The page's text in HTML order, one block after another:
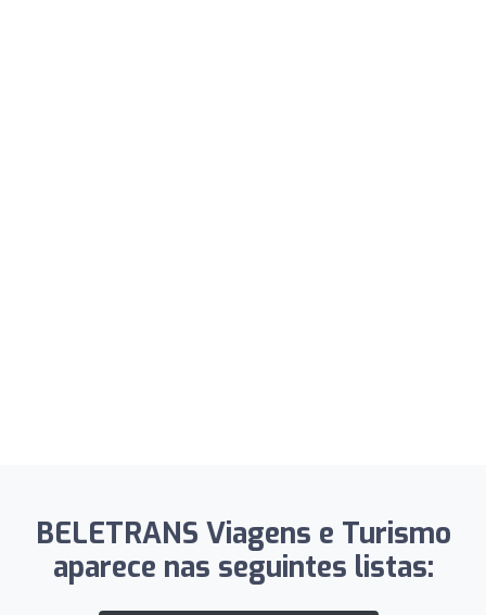
BELETRANS Viagens e Turismo
aparece nas seguintes listas: